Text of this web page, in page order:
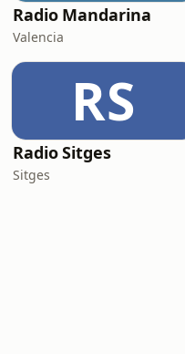
Radio Mandarina
Valencia
RS
Radio Sitges
Sitges